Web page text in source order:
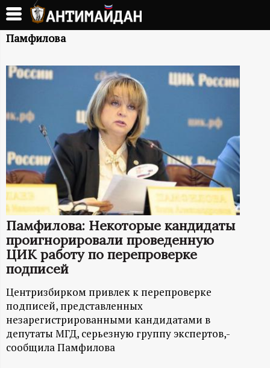
Перейти
основному
А
Н
И
М
А
Й
Д
А
Н
-
и
Памфилова
Памфилова: Некоторые кандидаты
проигнорировали проведенную
ЦИК работу по перепроверке
подписей
Центризбирком привлек к перепроверке
подписей, представленных
незарегистрированными кандидатами в
депутаты МГД, серьезную группу экспертов,-
сообщила Памфилова